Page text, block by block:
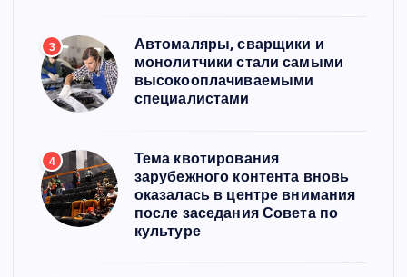
3
Автомаляры, сварщики и
монолитчики стали самыми
высокооплачиваемыми
специалистами
4
Тема квотирования
зарубежного контента вновь
оказалась в центре внимания
после заседания Совета по
культуре